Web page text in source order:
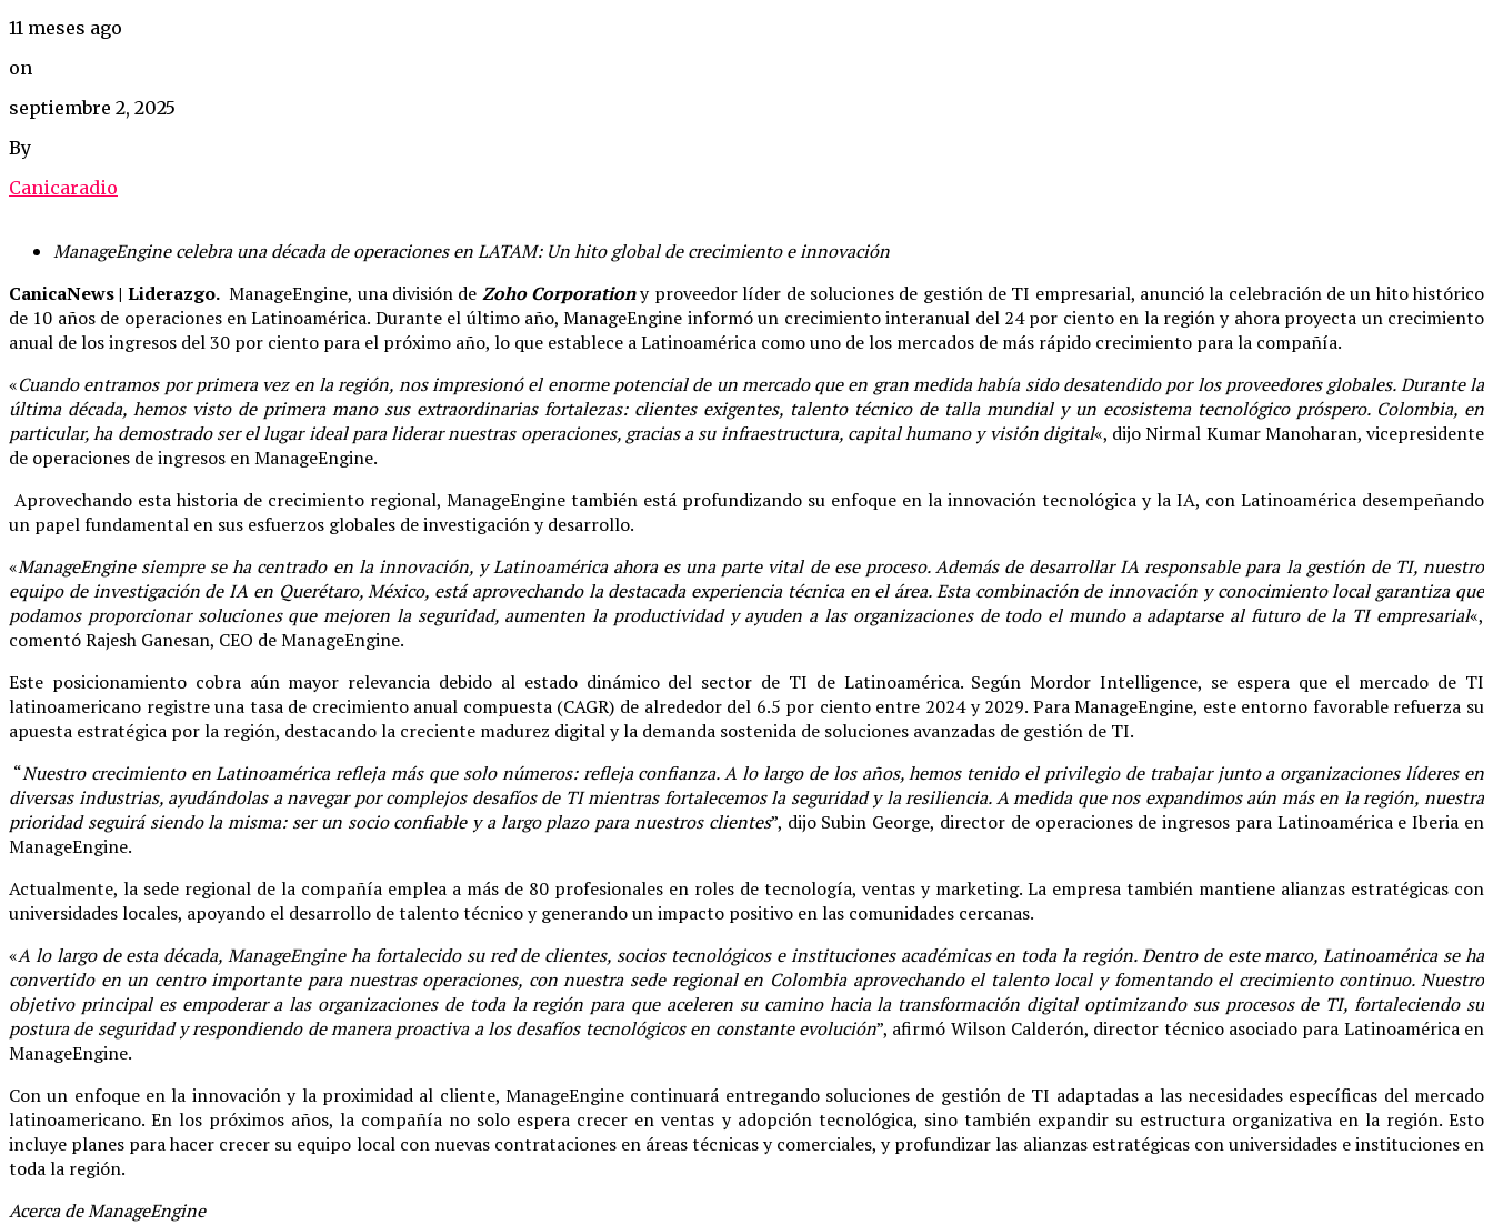
11 meses ago
on
septiembre 2, 2025
By
Canicaradio
ManageEnginecelebra una década de operaciones en LATAM: Un hito global de crecimiento e innovación
CanicaNews | Liderazgo.ManageEngine, una división de Zoho Corporationy proveedor líder de soluciones de gestión de TI empresarial, anunció la celebración de un hito histórico
de 10 años de operaciones en Latinoamérica. Durante el último año, ManageEngine informó un crecimiento interanual del 24 por ciento en la región y ahora proyecta un crecimiento
anual de los ingresos del 30 por ciento para el próximo año, lo que establece a Latinoamérica como uno de los mercados de más rápido crecimiento para la compañía.
«Cuando entramos por primera vez en la región, nos impresionó el enorme potencial de un mercado que en gran medida había sido desatendido por los proveedores globales. Durante la
última década, hemos visto de primera mano sus extraordinarias fortalezas: clientes exigentes, talento técnico de talla mundial y un ecosistema tecnológico próspero. Colombia, en
particular, ha demostrado ser el lugar ideal para liderar nuestras operaciones, gracias a su infraestructura, capital humano y visión digital«, dijo Nirmal Kumar Manoharan, vicepresidente
de operaciones de ingresos en ManageEngine.
Aprovechando esta historia de crecimiento regional, ManageEngine también está profundizando su enfoque en la innovación tecnológica y la IA, con Latinoamérica desempeñando
un papel fundamental en sus esfuerzos globales de investigación y desarrollo.
«ManageEngine siempre se ha centrado en la innovación, y Latinoamérica ahora es una parte vital de ese proceso. Además de desarrollar IA responsable para la gestión de TI, nuestro
equipo de investigación de IA en Querétaro, México, está aprovechando la destacada experiencia técnica en el área. Esta combinación de innovación y conocimiento local garantiza que
podamos proporcionar soluciones que mejoren la seguridad, aumenten la productividad y ayuden a las organizaciones de todo el mundo a adaptarse al futuro de la TI empresarial«,
comentó Rajesh Ganesan, CEO de ManageEngine.
Este posicionamiento cobra aún mayor relevancia debido al estado dinámico del sector de TI de Latinoamérica. Según Mordor Intelligence, se espera que el mercado de TI
latinoamericano registre una tasa de crecimiento anual compuesta (CAGR) de alrededor del 6.5 por ciento entre 2024 y 2029. Para ManageEngine, este entorno favorable refuerza su
apuesta estratégica por la región, destacando la creciente madurez digital y la demanda sostenida de soluciones avanzadas de gestión de TI.
“Nuestro crecimiento en Latinoamérica refleja más que solo números: refleja confianza. A lo largo de los años, hemos tenido el privilegio de trabajar junto a organizaciones líderes en
diversas industrias, ayudándolas a navegar por complejos desafíos de TI mientras fortalecemos la seguridad y la resiliencia. A medida que nos expandimos aún más en la región, nuestra
prioridad seguirá siendo la misma: ser un socio confiable y a largo plazo para nuestros clientes”, dijo Subin George, director de operaciones de ingresos para Latinoamérica e Iberia en
ManageEngine.
Actualmente, la sede regional de la compañía emplea a más de 80 profesionales en roles de tecnología, ventas y marketing. La empresa también mantiene alianzas estratégicas con
universidades locales, apoyando el desarrollo de talento técnico y generando un impacto positivo en las comunidades cercanas.
«A lo largo de esta década, ManageEngine ha fortalecido su red de clientes, socios tecnológicos e instituciones académicas en toda la región. Dentro de este marco, Latinoamérica se ha
convertido en un centro importante para nuestras operaciones, con nuestra sede regional en Colombia aprovechando el talento local y fomentando el crecimiento continuo. Nuestro
objetivo principal es empoderar a las organizaciones de toda la región para que aceleren su camino hacia la transformación digital optimizando sus procesos de TI, fortaleciendo su
postura de seguridad y respondiendo de manera proactiva a los desafíos tecnológicos en constante evolución”, afirmó Wilson Calderón, director técnico asociado para Latinoamérica en
ManageEngine.
Con un enfoque en la innovación y la proximidad al cliente, ManageEngine continuará entregando soluciones de gestión de TI adaptadas a las necesidades específicas del mercado
latinoamericano. En los próximos años, la compañía no solo espera crecer en ventas y adopción tecnológica, sino también expandir su estructura organizativa en la región. Esto
incluye planes para hacer crecer su equipo local con nuevas contrataciones en áreas técnicas y comerciales, y profundizar las alianzas estratégicas con universidades e instituciones en
toda la región.
Acerca de ManageEngine